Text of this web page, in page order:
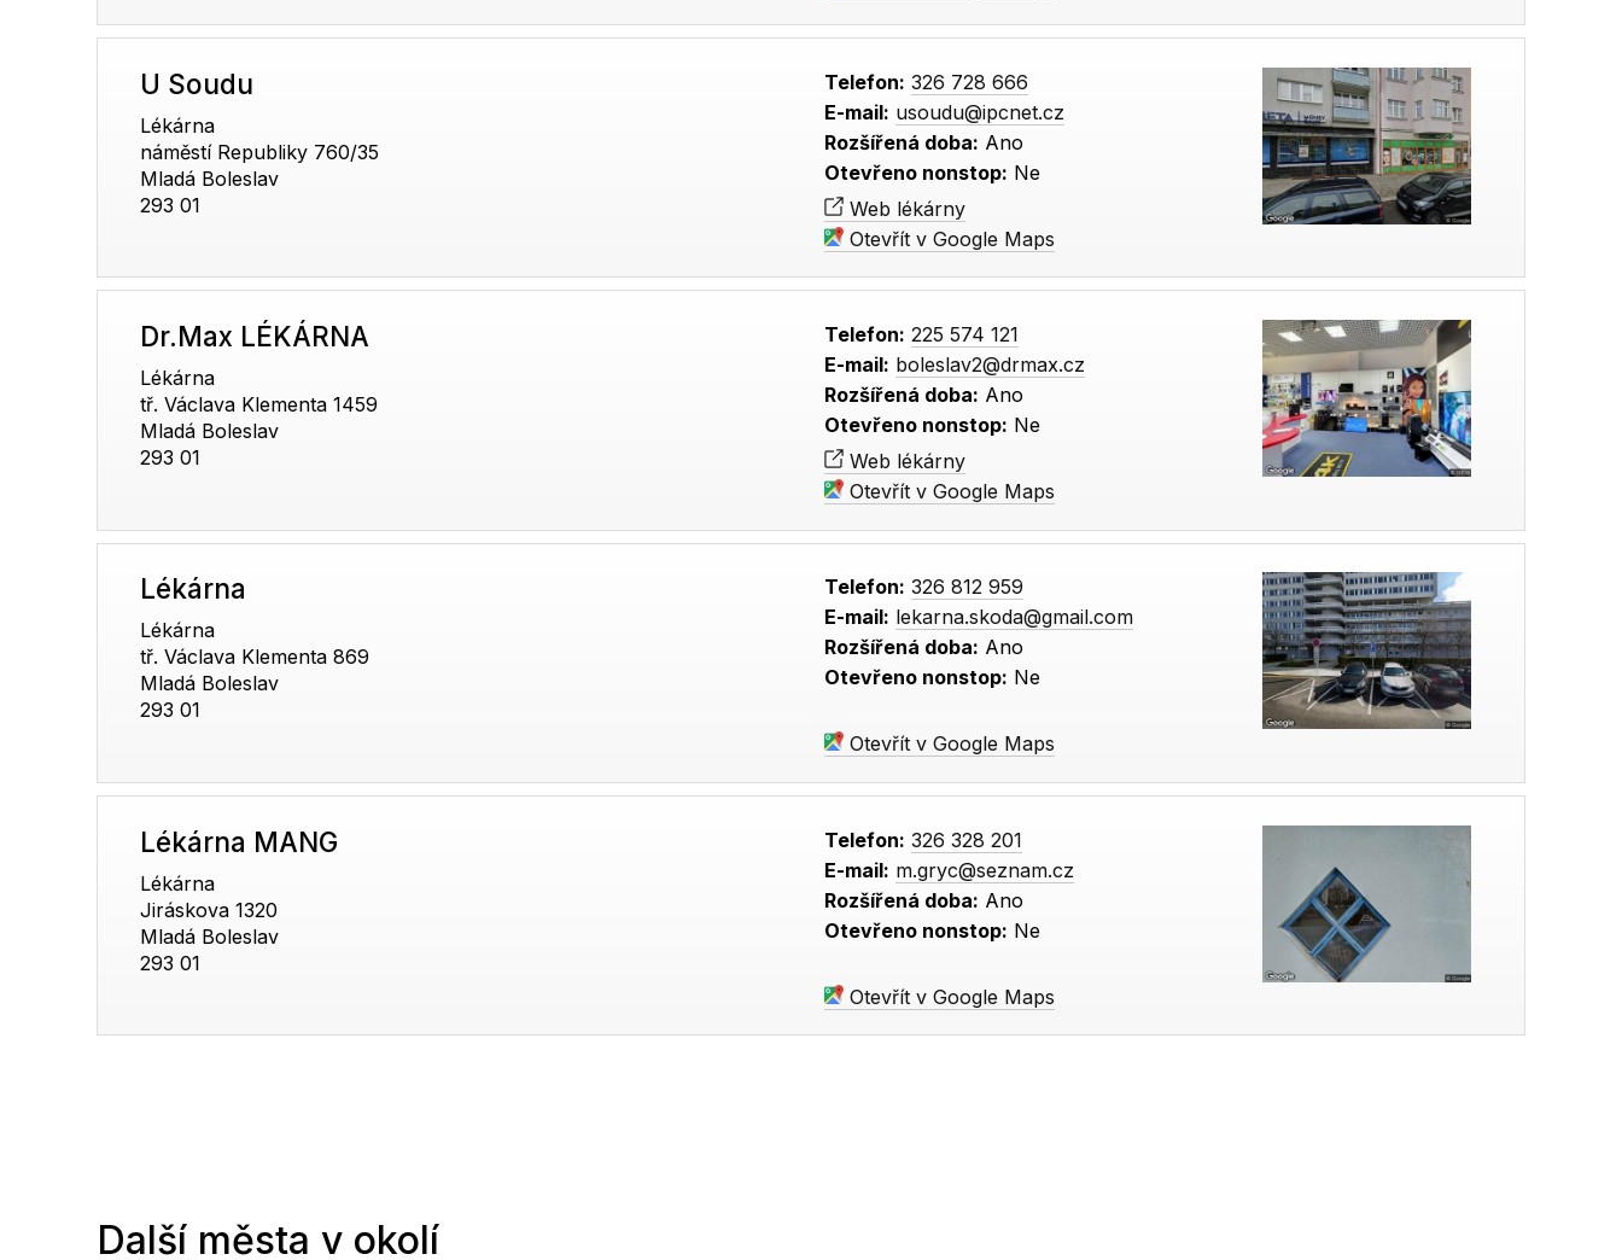
U Soudu
Lékárna
náměstí Republiky 760/35
Mladá Boleslav
293 01
Telefon: 326 728 666
E-mail: usoudu@ipcnet.cz
Rozšířená doba: Ano
Otevřeno nonstop: Ne
Web lékárny
Otevřít v Google Maps
Dr.Max LÉKÁRNA
Lékárna
tř. Václava Klementa 1459
Mladá Boleslav
293 01
Telefon: 225 574 121
E-mail: boleslav2@drmax.cz
Rozšířená doba: Ano
Otevřeno nonstop: Ne
Web lékárny
Otevřít v Google Maps
Lékárna
Lékárna
tř. Václava Klementa 869
Mladá Boleslav
293 01
Telefon: 326 812 959
E-mail: lekarna.skoda@gmail.com
Rozšířená doba: Ano
Otevřeno nonstop: Ne
Otevřít v Google Maps
Lékárna MANG
Lékárna
Jiráskova 1320
Mladá Boleslav
293 01
Telefon: 326 328 201
E-mail: m.gryc@seznam.cz
Rozšířená doba: Ano
Otevřeno nonstop: Ne
Otevřít v Google Maps
Další města v okolí